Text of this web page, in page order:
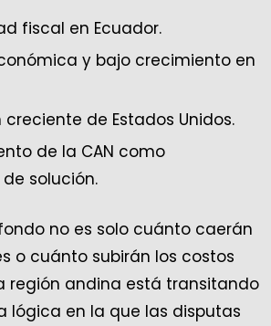
fiscal en Ecuador.
y bajo crecimiento en
de Estados Unidos.
de la CAN como
solución.
no es solo cuánto caerán
o cuánto subirán los costos
región andina está transitando
lógica en la que las disputas